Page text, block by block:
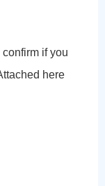
if you
here